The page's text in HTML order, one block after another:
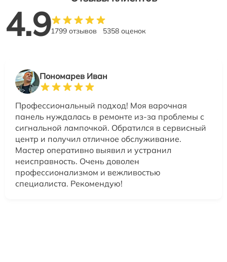
4.91799 отзывов 5358 оценок
Пономарев Иван
Профессиональный подход! Моя варочная
панель нуждалась в ремонте из-за проблемы с
сигнальной лампочкой. Обратился в сервисный
центр и получил отличное обслуживание.
Мастер оперативно выявил и устранил
неисправность. Очень доволен
профессионализмом и вежливостью
специалиста. Рекомендую!